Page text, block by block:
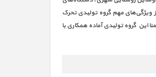
ویژگی‌های مهم گروه تولیدی تحرک
این گروه تولیدی آماده همکاری با